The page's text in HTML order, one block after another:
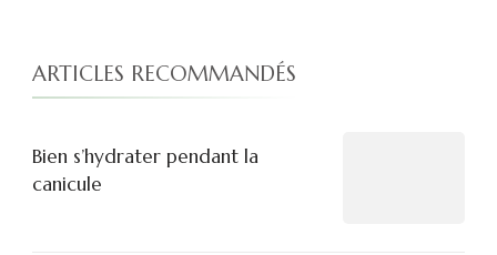
ARTICLES RECOMMANDÉS
Bien s’hydrater pendant la
canicule